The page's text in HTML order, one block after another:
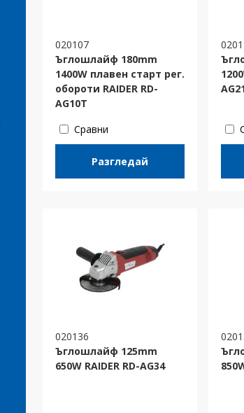
020107
Ъглошлайф 180mm
1400W плавен старт рег.
обороти RAIDER RD-
AG10T
Сравни
Разгледай
020136
Ъглошлайф 125mm
650W RAIDER RD-AG34